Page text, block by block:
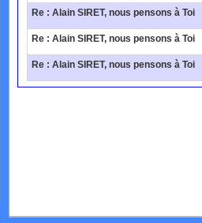
Re : Alain SIRET, nous pensons à Toi
Re : Alain SIRET, nous pensons à Toi
Re : Alain SIRET, nous pensons à Toi